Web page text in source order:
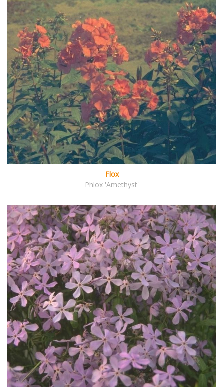
Flox
Phlox 'Amethyst'